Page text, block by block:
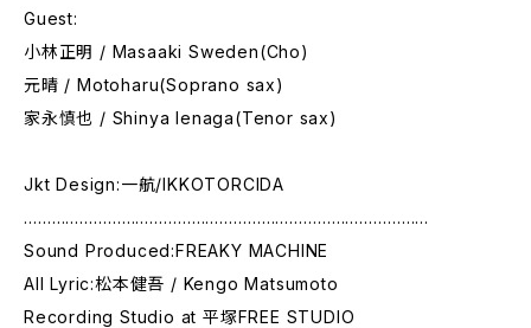
Guest:
小林正明 / Masaaki Sweden(Cho)
元晴 / Motoharu(Soprano sax)
家永慎也 / Shinya Ienaga(Tenor sax)
Jkt Design:一航/IKKOTORCIDA
……………………………………………………………………………
Sound Produced:FREAKY MACHINE
All Lyric:松本健吾 / Kengo Matsumoto
Recording Studio at 平塚FREE STUDIO